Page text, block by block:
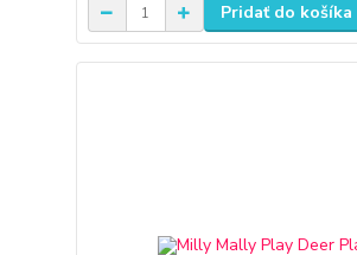
Pridať do košíka